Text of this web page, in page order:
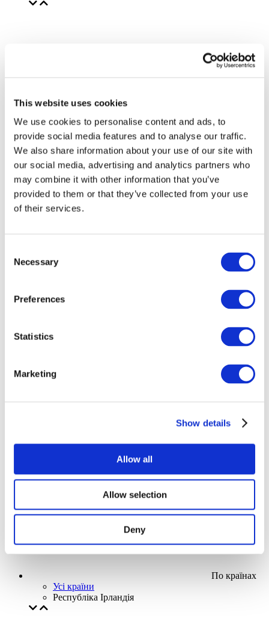
This website uses cookies
We use cookies to personalise content and ads, to
provide social media features and to analyse our traffic.
We also share information about your use of our site with
our social media, advertising and analytics partners who
may combine it with other information that you’ve
provided to them or that they’ve collected from your use
of their services.
Selection
Necessary
Preferences
Statistics
Marketing
Show details
Allow all
Allow selection
Deny
Заходи
Наша спецпропозиція
Без піджанру
По країнах
Усі країни
Республіка Ірландія